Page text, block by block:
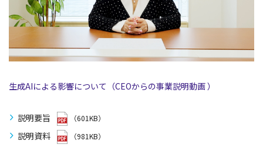
生成AIによる影響について（CEOからの事業説明動画 ）
説明要旨 （601KB）
説明資料 （981KB）